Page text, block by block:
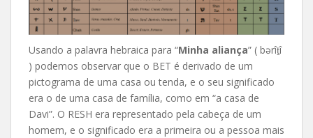
Usando a palavra hebraica para “Minha aliança” ( bərîṯî
) podemos observar que o BET é derivado de um
pictograma de uma casa ou tenda, e o seu significado
era o de uma casa de família, como em “a casa de
Davi”. O RESH era representado pela cabeça de um
homem, e o significado era a primeira ou a pessoa mais